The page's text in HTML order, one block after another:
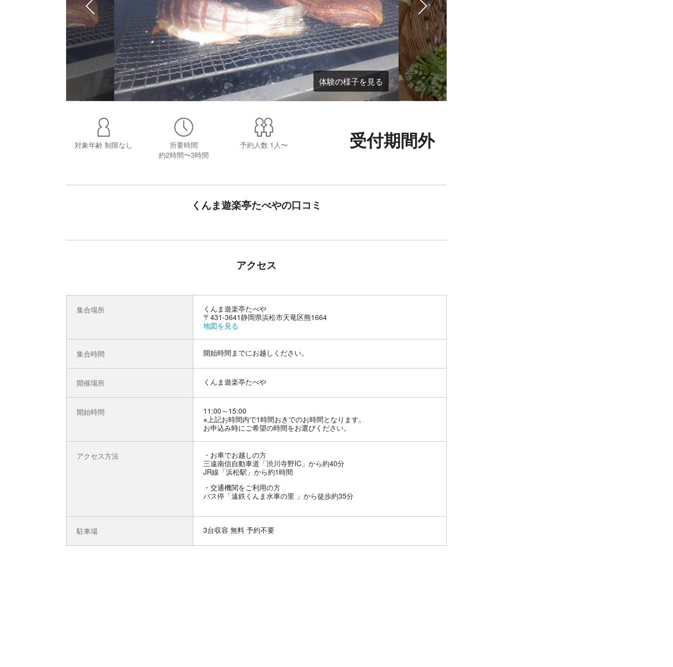
体験の様子を見る
対象年齢 制限なし
所要時間
約2時間〜3時間
予約人数 1人〜 受付期間外
くんま遊楽亭たべやの口コミ
アクセス
集合場所
くんま遊楽亭たべや
〒431-3641静岡県浜松市天竜区熊1664
地図を見る
集合時間 開始時間までにお越しください。
開催場所 くんま遊楽亭たべや
開始時間
11:00～15:00
※上記お時間内で1時間おきでのお時間となります。
お申込み時にご希望の時間をお選びください。
アクセス方法
お車でお越しの方
三遠南信自動車道「渋川寺野IC」から約40分
JR線「浜松駅」から約1時間
交通機関をご利用の方
バス停「遠鉄くんま水車の里 」から徒歩約35分
駐車場 3台収容 無料 予約不要